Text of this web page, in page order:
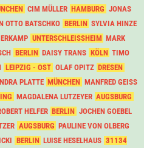
CIM MÜLLER HAMBURG JONAS
OTTO BATSCHKO BERLIN SYLVIA HINZE
UNTERSCHLEISSHEIM
MARK
BERLIN DAISY TRANS KÖLN TIMO
LEIPZIG - OST OLAF OPITZ DRESEN
PLATTE MÜNCHEN MANFRED GEISS
MAGDALENA LUTZEYER AUGSBURG
HELFER BERLIN JOCHEN GOEBEL
AUGSBURG PAULINE VON OLBERG
BERLIN LUISE HESELHAUS 31134